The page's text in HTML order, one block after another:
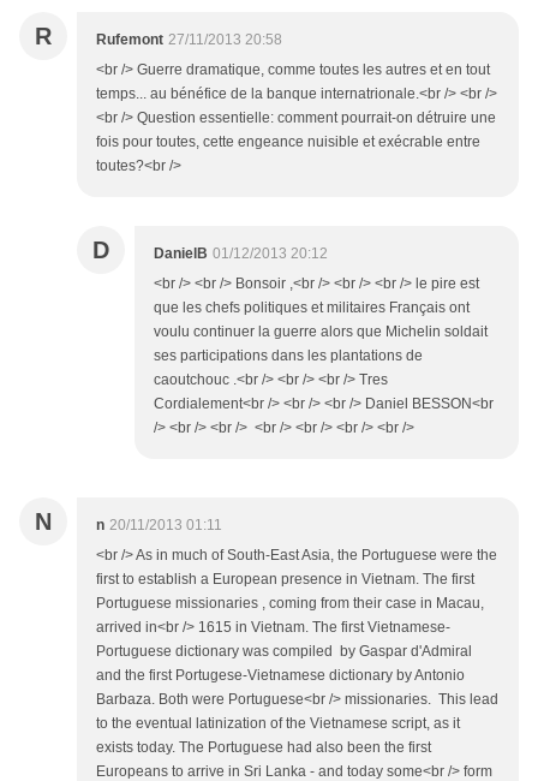
R Rufemont 27/11/2013 20:58
<br /> Guerre dramatique, comme toutes les autres et en tout
temps... au bénéfice de la banque internatrionale.<br /> <br />
<br /> Question essentielle: comment pourrait-on détruire une
fois pour toutes, cette engeance nuisible et exécrable entre
toutes?<br />
D DanielB 01/12/2013 20:12
<br /> <br /> Bonsoir ,<br /> <br /> <br /> le pire est
que les chefs politiques et militaires Français ont
voulu continuer la guerre alors que Michelin soldait
ses participations dans les plantations de
caoutchouc .<br /> <br /> <br /> Tres
Cordialement<br /> <br /> <br /> Daniel BESSON<br
/> <br /> <br /> <br /> <br /> <br /> <br />
N n 20/11/2013 01:11
<br /> As in much of South-East Asia, the Portuguese were the
first to establish a European presence in Vietnam. The first
Portuguese missionaries , coming from their case in Macau,
arrived in<br /> 1615 in Vietnam. The first Vietnamese-
Portuguese dictionary was compiled by Gaspar d'Admiral
and the first Portugese-Vietnamese dictionary by Antonio
Barbaza. Both were Portuguese<br /> missionaries. This lead
to the eventual latinization of the Vietnamese script, as it
exists today. The Portuguese had also been the first
Europeans to arrive in Sri Lanka - and today some<br /> form